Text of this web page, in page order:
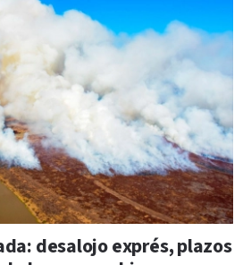
desalojo exprés, plazos